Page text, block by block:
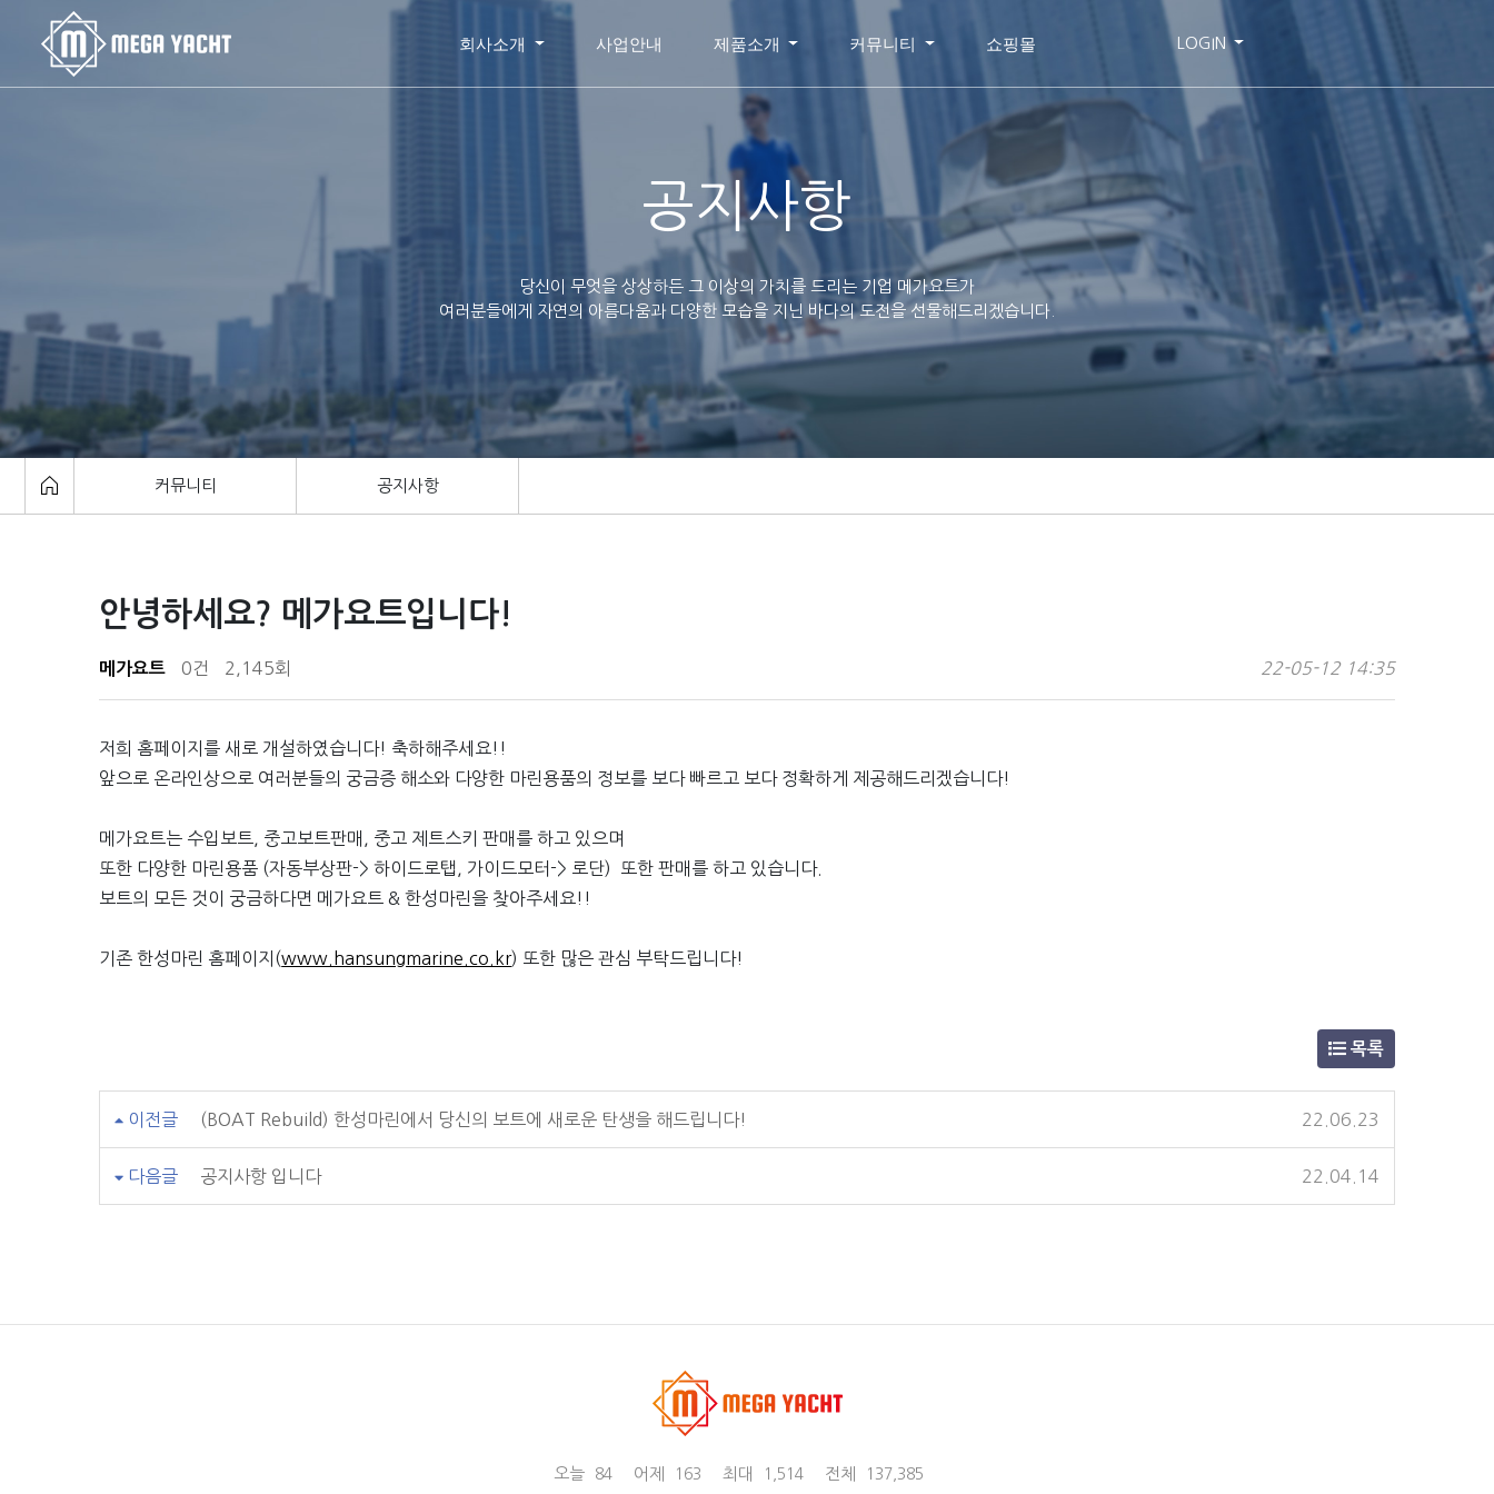
회사소개 사업안내 제품소개 커뮤니티 쇼핑몰 LOGIN
공지사항
당신이 무엇을 상상하든 그 이상의 가치를 드리는 기업 메가요트가
여러분들에게 자연의 아름다움과 다양한 모습을 지닌 바다의 도전을 선물해드리겠습니다.
커뮤니티 공지사항
안녕하세요? 메가요트입니다!
메가요트 0건 2,145회 22-05-12 14:35
저희 홈페이지를 새로 개설하였습니다! 축하해주세요!!
앞으로 온라인상으로 여러분들의 궁금증 해소와 다양한 마린용품의 정보를 보다 빠르고 보다 정확하게 제공해드리겠습니다!
메가요트는 수입보트, 중고보트판매, 중고 제트스키 판매를 하고 있으며
또한 다양한 마린용품 (자동부상판-> 하이드로탭, 가이드모터-> 로단) 또한 판매를 하고 있습니다.
보트의 모든 것이 궁금하다면 메가요트 & 한성마린을 찾아주세요!!
기존 한성마린 홈페이지(www.hansungmarine.co.kr) 또한 많은 관심 부탁드립니다!
목록
이전글 (BOAT Rebuild) 한성마린에서 당신의 보트에 새로운 탄생을 해드립니다! 22.06.23
다음글 공지사항 입니다 22.04.14
오늘 84 어제 163 최대 1,514 전체 137,385